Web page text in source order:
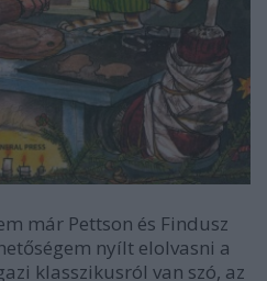
már Pettson és Findusz
nyílt elolvasni a
klasszikusról van szó, az